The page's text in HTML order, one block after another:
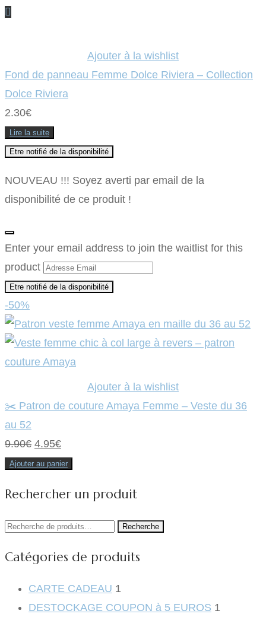
Ajouter à la wishlist
Fond de panneau Femme Dolce Riviera – Collection
Dolce Riviera
2.30€
Lire la suite
Etre notifié de la disponibilité
NOUVEAU !!! Soyez averti par email de la
disponibilité de ce produit !
Annuler
les
notifications
Enter your email address to join the waitlist for this
product
Etre notifié de la disponibilité
-50%
Ajouter à la wishlist
✂️ Patron de couture Amaya Femme – Veste du 36
au 52
9.90€ Le
prix
était :
9.90€.
4.95€Le
prix
est :
4.95€.
Ajouter au panier
Rechercher un produit
Recherche
Recherche
Catégories de produits
CARTE CADEAU 1
DESTOCKAGE COUPON à 5 EUROS 1